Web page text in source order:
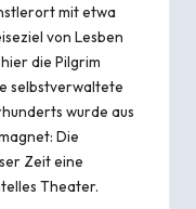
mit etwa
von Lesben
die Pilgrim
selbstverwaltete
wurde aus
Die
Zeit eine
Theater.